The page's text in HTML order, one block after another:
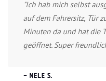
"Ich hab mich selbst
auf dem Fahrersitz, Tür
Minuten da und hat die
geöffnet. Super
– NELE S.